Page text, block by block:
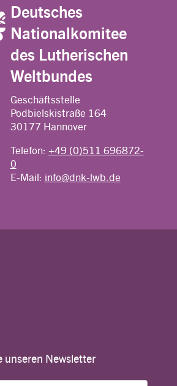
Deutsches
Nationalkomitee
des Lutherischen
Weltbundes
Geschäftsstelle
Podbielskistraße 164
30177 Hannover
Telefon: +49 (0)511 696872-
0
E-Mail: info@dnk-lwb.de
unseren Newsletter